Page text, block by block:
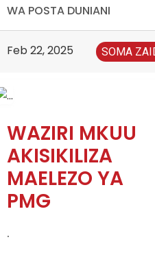
WA POSTA DUNIANI
Feb 22, 2025 SOMA
WAZIRI MKUU
AKISIKILIZA
MAELEZO YA
PMG
.